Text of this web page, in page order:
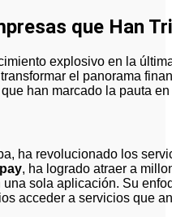
que Han
explosivo en la
el panorama
han marcado la pauta
ha revolucionado los
, ha logrado atraer a
sola aplicación. Su
acceder a servicios que